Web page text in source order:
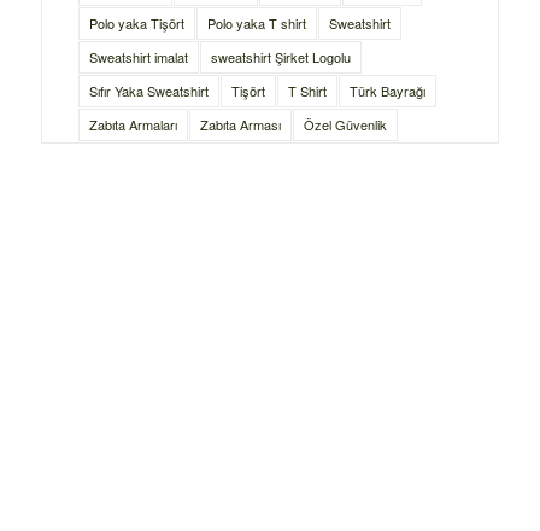
Polo yaka Tişört
Polo yaka T shirt
Sweatshirt
Sweatshirt imalat
sweatshirt Şirket Logolu
Sıfır Yaka Sweatshirt
Tişört T Shirt
Türk Bayrağı
Zabıta Armaları
Zabıta Arması Özel Güvenlik